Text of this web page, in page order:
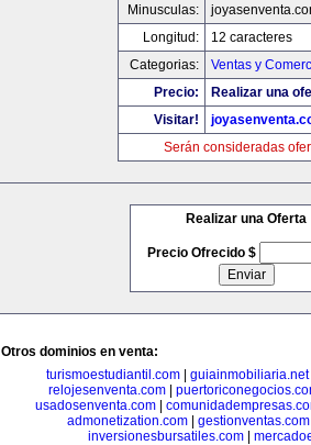
Minusculas:
Longitud:
12 caracteres
Categorias:
Ventas y
Precio:
Realizar una
Visitar!
Serán consideradas
Realizar una Oferta
Precio Ofrecido $
Otros dominios en venta:
turismoestudiantil.com| guiainmobiliaria.net
relojesenventa.com|
usadosenventa.com|
admonetization.com| gestionventas.com
inversionesbursatiles.com|